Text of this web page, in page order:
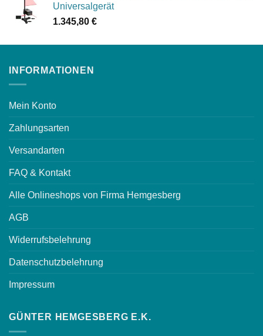
Universalgerät
1.345,80 €
INFORMATIONEN
Mein Konto
Zahlungsarten
Versandarten
FAQ & Kontakt
Alle Onlineshops von Firma Hemgesberg
AGB
Widerrufsbelehrung
Datenschutzbelehrung
Impressum
GÜNTER HEMGESBERG E.K.